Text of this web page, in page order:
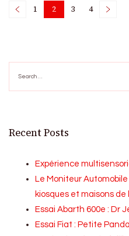
Posts
Page
1 Page
2 Page
3 Page
4
for:
Recent Posts
Expérience
Le Moniteur
kiosques et maisons de
Essai Abarth 600e : Dr
Essai Fiat : Petite